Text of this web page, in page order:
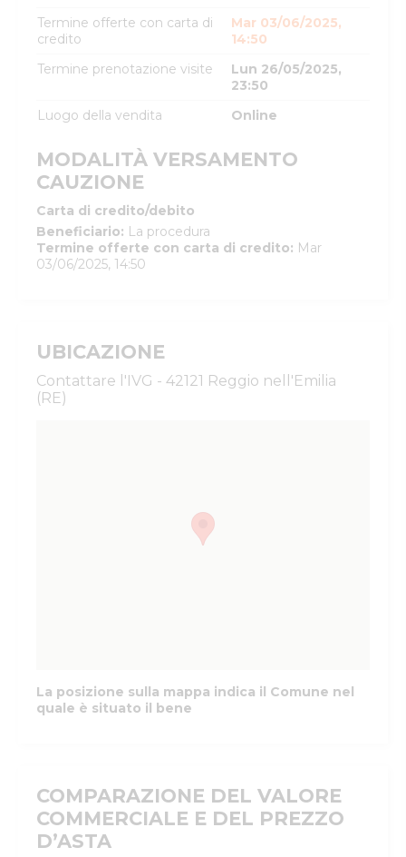
Termine offerte con carta di
credito
Mar 03/06/2025,
14:50
Termine prenotazione visite
Lun 26/05/2025,
23:50
Luogo della vendita
Online
MODALITÀ VERSAMENTO
CAUZIONE
Carta di credito/debito
Beneficiario: La procedura
Termine offerte con carta di credito: Mar
03/06/2025, 14:50
UBICAZIONE
Contattare l'IVG - 42121 Reggio nell'Emilia
(RE)
La posizione sulla mappa indica il Comune nel
quale è situato il bene
COMPARAZIONE DEL VALORE
COMMERCIALE E DEL PREZZO
D’ASTA